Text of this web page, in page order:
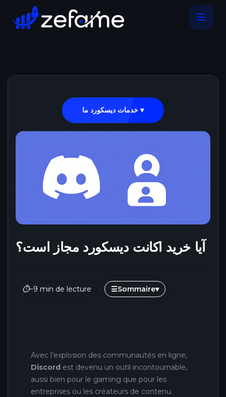
خدمات دیسکورد ما ▾
آیا خرید اکانت دیسکورد مجاز است؟
⏱~9 min de lecture ☰Sommaire▾
Avec l’explosion des communautés en ligne,
Discord est devenu un outil incontournable,
aussi bien pour le gaming que pour les
entreprises ou les créateurs de contenu.